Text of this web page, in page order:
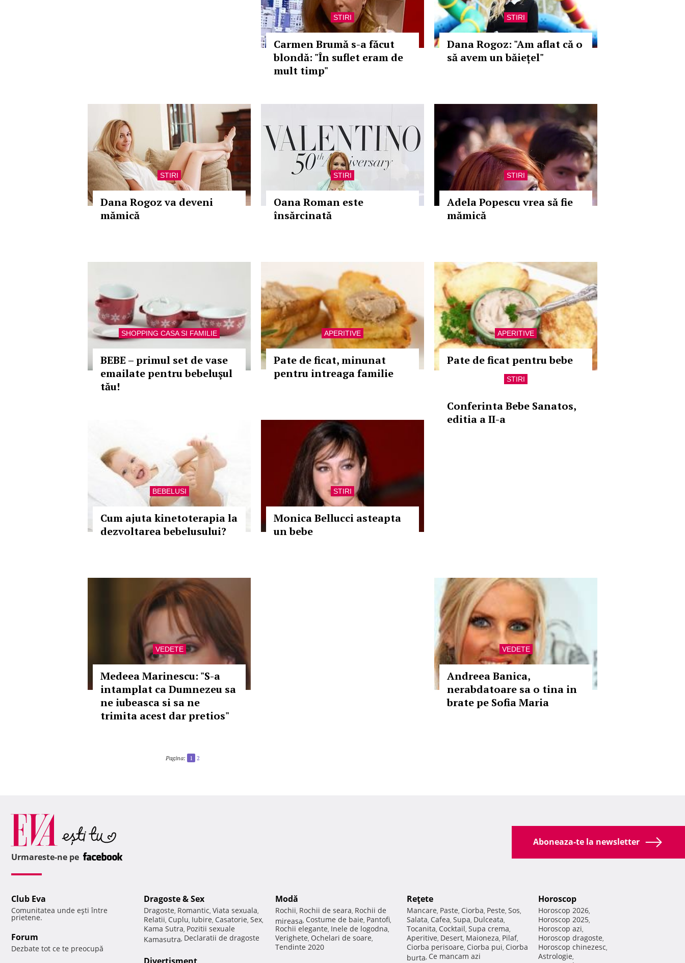
STIRI
Carmen Brumă s-a făcut
blondă: "În suflet eram de
mult timp"
STIRI
Dana Rogoz: "Am aflat că o
să avem un băiețel"
STIRI
Dana Rogoz va deveni
mămică
STIRI
Oana Roman este
însărcinată
STIRI
Adela Popescu vrea să fie
mămică
SHOPPING CASA SI FAMILIE
BEBE – primul set de vase
emailate pentru bebeluşul
tău!
APERITIVE
Pate de ficat, minunat
pentru intreaga familie
APERITIVE
Pate de ficat pentru bebe
BEBELUSI
Cum ajuta kinetoterapia la
dezvoltarea bebelusului?
STIRI
Monica Bellucci asteapta
un bebe
STIRI
Conferinta Bebe Sanatos,
editia a II-a
VEDETE
Medeea Marinescu: "S-a
intamplat ca Dumnezeu sa
ne iubeasca si sa ne
trimita acest dar pretios"
VEDETE
Andreea Banica,
nerabdatoare sa o tina in
brate pe Sofia Maria
Pagina: 1 2
Aboneaza-te la newsletter
Urmareste-ne pe
Club Eva
Comunitatea unde eşti între
prietene.
Forum
Dezbate tot ce te preocupă
Dragoste & Sex
Dragoste, Romantic, Viata sexuala,
Relatii, Cuplu, Iubire, Casatorie, Sex,
Kama Sutra, Pozitii sexuale
Kamasutra, Declaratii de dragoste
Modă
Rochii, Rochii de seara, Rochii de
mireasa, Costume de baie, Pantofi,
Rochii elegante, Inele de logodna,
Verighete, Ochelari de soare,
Tendinte 2020
Reţete
Mancare, Paste, Ciorba, Peste, Sos,
Salata, Cafea, Supa, Dulceata,
Tocanita, Cocktail, Supa crema,
Aperitive, Desert, Maioneza, Pilaf,
Ciorba perisoare, Ciorba pui, Ciorba
burta, Ce mancam azi
Horoscop
Horoscop 2026,
Horoscop 2025,
Horoscop azi,
Horoscop dragoste,
Horoscop chinezesc,
Astrologie,